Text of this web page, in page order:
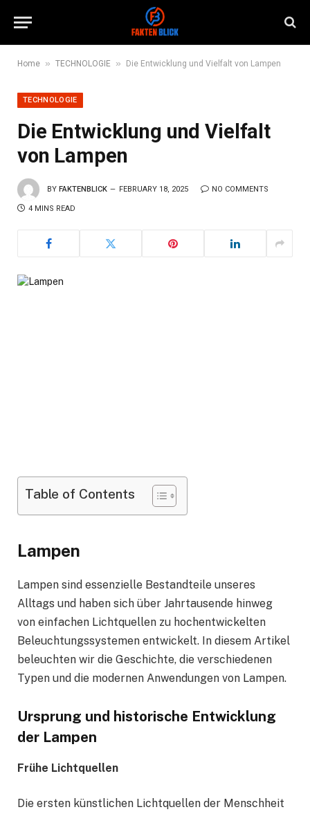
Home » TECHNOLOGIE » Die Entwicklung und Vielfalt von Lampen
TECHNOLOGIE
Die Entwicklung und Vielfalt
von Lampen
BY FAKTENBLICK FEBRUARY 18, 2025 NO COMMENTS
4 MINS READ
Table of Contents
Lampen
Lampen sind essenzielle Bestandteile unseres
Alltags und haben sich über Jahrtausende hinweg
von einfachen Lichtquellen zu hochentwickelten
Beleuchtungssystemen entwickelt. In diesem Artikel
beleuchten wir die Geschichte, die verschiedenen
Typen und die modernen Anwendungen von Lampen.
Ursprung und historische Entwicklung
der Lampen
Frühe Lichtquellen
Die ersten künstlichen Lichtquellen der Menschheit